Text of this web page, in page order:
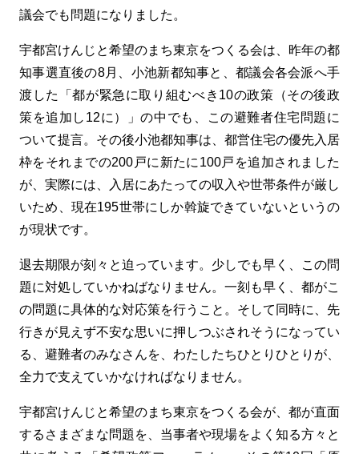
議会でも問題になりました。
宇都宮けんじと希望のまち東京をつくる会は、昨年の都
知事選直後の8月、小池新都知事と、都議会各会派へ手
渡した「都が緊急に取り組むべき10の政策（その後政
策を追加し12に）」の中でも、この避難者住宅問題に
ついて提言。その後小池都知事は、都営住宅の優先入居
枠をそれまでの200戸に新たに100戸を追加されました
が、実際には、入居にあたっての収入や世帯条件が厳し
いため、現在195世帯にしか斡旋できていないというの
が現状です。
退去期限が刻々と迫っています。少しでも早く、この問
題に対処していかねばなりません。一刻も早く、都がこ
の問題に具体的な対応策を行うこと。そして同時に、先
行きが見えず不安な思いに押しつぶされそうになってい
る、避難者のみなさんを、わたしたちひとりひとりが、
全力で支えていかなければなりません。
宇都宮けんじと希望のまち東京をつくる会が、都が直面
するさまざまな問題を、当事者や現場をよく知る方々と